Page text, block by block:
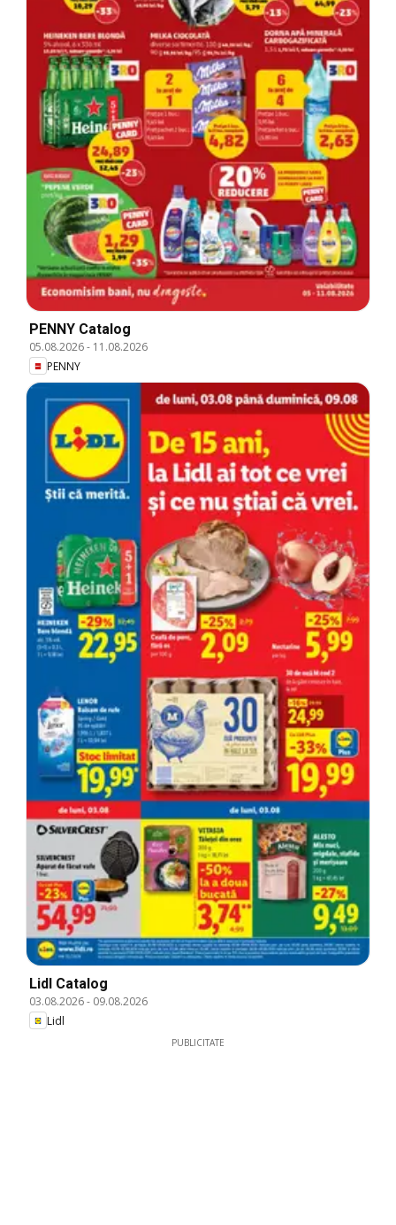
PENNY Catalog
05.08.2026- 11.08.2026
PENNY
Lidl Catalog
03.08.2026- 09.08.2026
Lidl
PUBLICITATE